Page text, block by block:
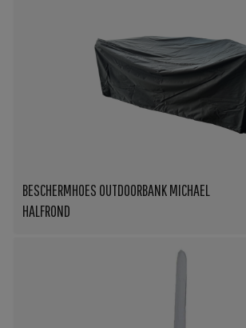
BESCHERMHOES OUTDOORBANK MICHAEL
HALFROND